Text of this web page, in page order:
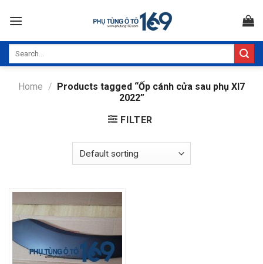
Home / Products tagged “Ốp cánh cửa sau phụ Xl7
2022”
FILTER